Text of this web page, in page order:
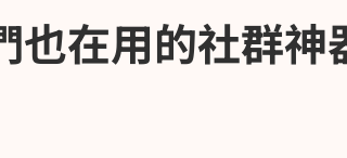
也在用的社群